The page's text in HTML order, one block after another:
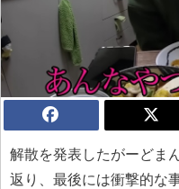
解散を発表したがーどま
返り、最後には衝撃的な